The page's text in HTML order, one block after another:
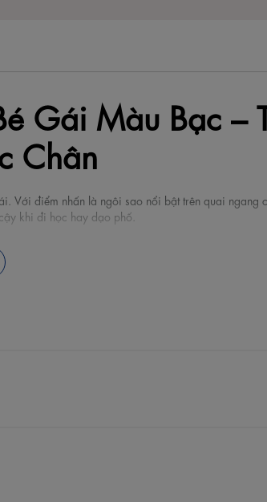
Gái Màu Bạc –
Chân
Với điểm nhấn là ngôi sao nổi bật trên quai ngang
khi đi học hay dạo phố.
linh hoạt cho bé trong mọi hoạt động vui chơi.